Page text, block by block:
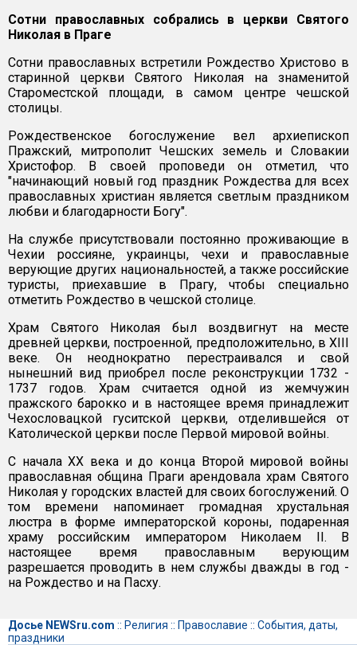
Сотни православных собрались в церкви Святого
Николая в Праге
Сотни православных встретили Рождество Христово в
старинной церкви Святого Николая на знаменитой
Староместской площади, в самом центре чешской
столицы.
Рождественское богослужение вел архиепископ
Пражский, митрополит Чешских земель и Словакии
Христофор. В своей проповеди он отметил, что
"начинающий новый год праздник Рождества для всех
православных христиан является светлым праздником
любви и благодарности Богу".
На службе присутствовали постоянно проживающие в
Чехии россияне, украинцы, чехи и православные
верующие других национальностей, а также российские
туристы, приехавшие в Прагу, чтобы специально
отметить Рождество в чешской столице.
Храм Святого Николая был воздвигнут на месте
древней церкви, построенной, предположительно, в XIII
веке. Он неоднократно перестраивался и свой
нынешний вид приобрел после реконструкции 1732 -
1737 годов. Храм считается одной из жемчужин
пражского барокко и в настоящее время принадлежит
Чехословацкой гуситской церкви, отделившейся от
Католической церкви после Первой мировой войны.
С начала ХХ века и до конца Второй мировой войны
православная община Праги арендовала храм Святого
Николая у городских властей для своих богослужений. О
том времени напоминает громадная хрустальная
люстра в форме императорской короны, подаренная
храму российским императором Николаем II. В
настоящее время православным верующим
разрешается проводить в нем службы дважды в год -
на Рождество и на Пасху.
Досье NEWSru.com :: Религия :: Православие :: События, даты,
праздники